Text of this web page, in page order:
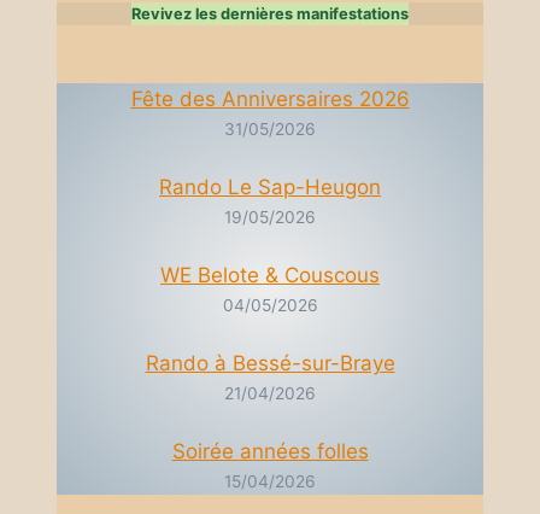
Revivez les dernières manifestations
Fête des Anniversaires 2026
31/05/2026
Rando Le Sap-Heugon
19/05/2026
WE Belote & Couscous
04/05/2026
Rando à Bessé-sur-Braye
21/04/2026
Soirée années folles
15/04/2026